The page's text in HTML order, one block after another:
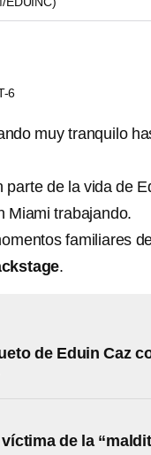
6
muy tranquilo
parte de la vida de
Miami trabajando.
familiares
.
de Eduin Caz
de la